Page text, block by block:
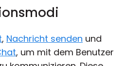
, Nachricht senden und
, um mit dem Benutzer